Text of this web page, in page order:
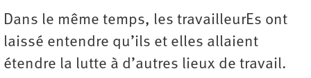
Dans le même temps, les travailleurEs ont
laissé entendre qu’ils et elles allaient
étendre la lutte à d’autres lieux de travail.